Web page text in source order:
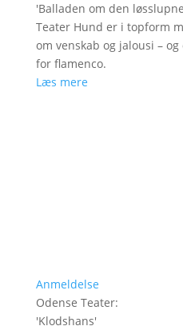
'Balladen om den
Teater Hund er i topform
om venskab og jalousi –
for flamenco.
Læs mere
Anmeldelse
Odense Teater:
'Klodshans'